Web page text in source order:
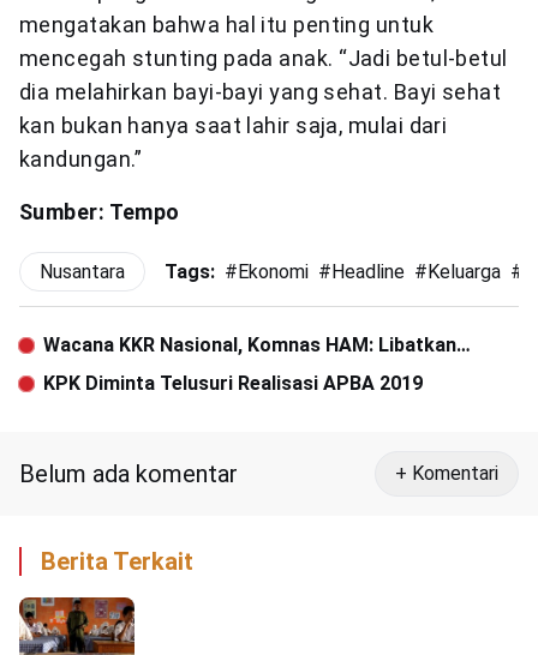
mengatakan bahwa hal itu penting untuk
mencegah stunting pada anak. “Jadi betul-betul
dia melahirkan bayi-bayi yang sehat. Bayi sehat
kan bukan hanya saat lahir saja, mulai dari
kandungan.”
Sumber: Tempo
Nusantara Tags: #Ekonomi #Headline #Keluarga #
Wacana KKR Nasional, Komnas HAM: Libatkan
Keluarga Korban
KPK Diminta Telusuri Realisasi APBA 2019
Belum ada komentar + Komentari
Berita Terkait